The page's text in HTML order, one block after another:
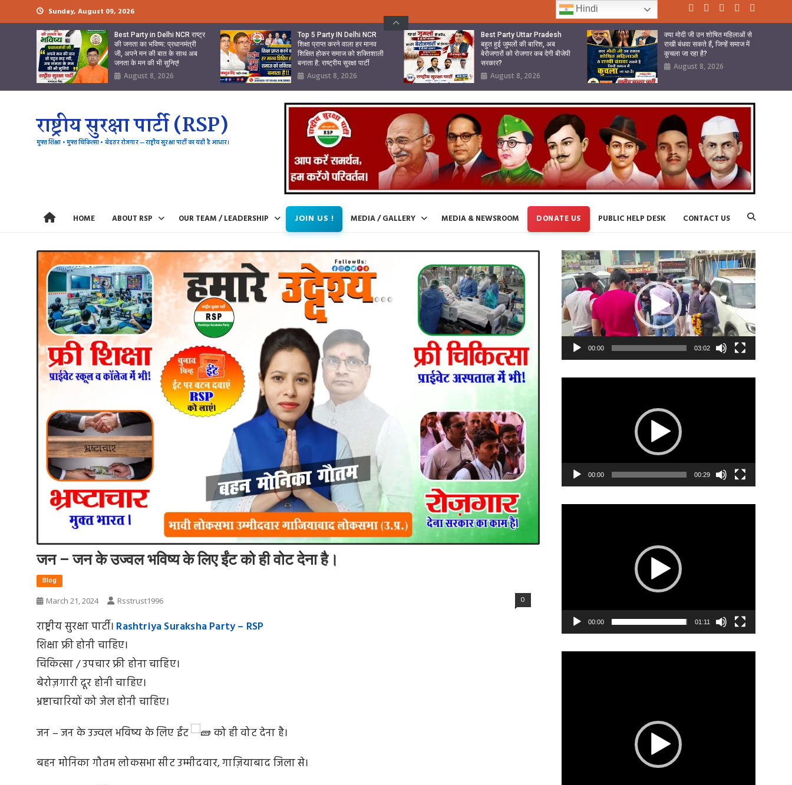
to
Sunday, August 09, 2026
Best Party in Delhi NCR राष्ट्र
की जनता का भविष्य: प्रधानमंत्री
जी, अपने मन की बात के साथ अब
जनता के मन की भी सुनिए!
August 8, 2026
Top 5 Party IN Delhi NCR
शिक्षा प्राप्त करने वाला हर मानव
शिक्षित होकर समाज को शक्तिशाली
बनाता है: राष्ट्रीय सुरक्षा पार्टी
August 8, 2026
Best Party Uttar Pradesh
बहुत हुई जुमलों की बारिश, अब
बेरोजगारों को रोजगार कब देगी बीजेपी
सरकार?
August 8, 2026
क्या मोदी जी उन शोषित महिलाओं से
राखी बंधवा सकते हैं, जिन्हें समाज में
कुचला जा रहा है?
August 8, 2026
राष्ट्रीय सुरक्षा पार्टी (RSP)
मुफ्त शिक्षा • मुफ्त चिकित्सा • बेहतर रोजगार — राष्ट्रीय सुरक्षा पार्टी का यही है आधार।
HOME ABOUT RSP OUR TEAM / LEADERSHIP JOIN US ! MEDIA / GALLERY MEDIA & NEWSROOM DONATE US PUBLIC HELP DESK CONTACT US
जन – जन के उज्वल भविष्य के लिए ईंट को ही वोट देना है।
Blog
March 21, 2024
Rsstrust1996 0
राष्ट्रीय सुरक्षा पार्टी। Rashtriya Suraksha Party – RSP
शिक्षा फ्री होनी चाहिए।
चिकित्सा / उपचार फ्री होना चाहिए।
बेरोज़गारी दूर होनी चाहिए।
भ्रष्टाचारियों को जेल होनी चाहिए।
जन – जन के उज्वल भविष्य के लिए ईंट
को ही वोट देना है।
बहन मोनिका गौतम लोकसभा सीट उम्मीदवार, गाज़ियाबाद जिला से।
Video
Player
00:00 03:02
00:00 00:29
00:00 01:11
Hindi